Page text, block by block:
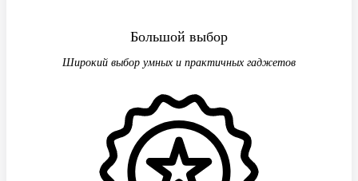
Большой выбор
Широкий выбор умных и практичных гаджетов